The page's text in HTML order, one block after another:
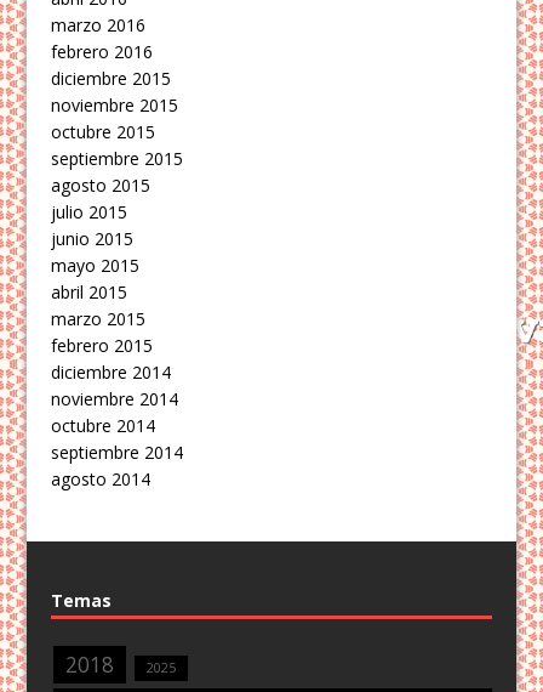
marzo 2016
febrero 2016
diciembre 2015
noviembre 2015
octubre 2015
septiembre 2015
agosto 2015
julio 2015
junio 2015
mayo 2015
abril 2015
marzo 2015
febrero 2015
diciembre 2014
noviembre 2014
octubre 2014
septiembre 2014
agosto 2014
Temas
2018 2025